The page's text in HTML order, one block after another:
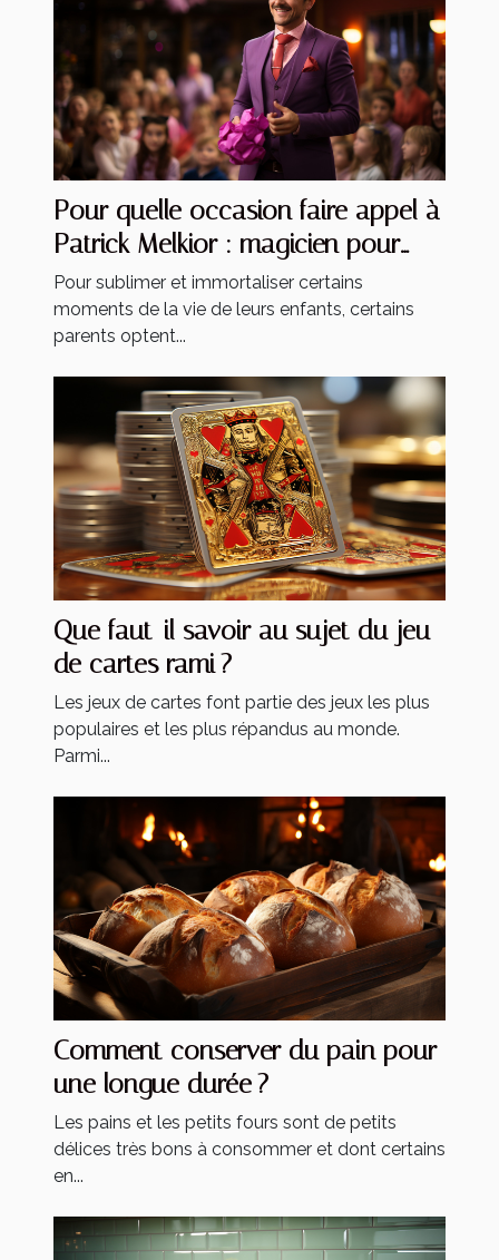
Pour quelle occasion faire appel à
Patrick Melkior : magicien pour
enfants ?
Pour sublimer et immortaliser certains
moments de la vie de leurs enfants, certains
parents optent...
Que faut-il savoir au sujet du jeu
de cartes rami ?
Les jeux de cartes font partie des jeux les plus
populaires et les plus répandus au monde.
Parmi...
Comment conserver du pain pour
une longue durée ?
Les pains et les petits fours sont de petits
délices très bons à consommer et dont certains
en...